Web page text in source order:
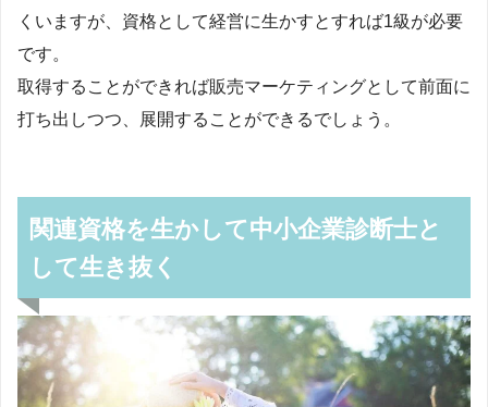
くいますが、資格として経営に生かすとすれば1級が必要
です。
取得することができれば販売マーケティングとして前面に
打ち出しつつ、展開することができるでしょう。
関連資格を生かして中小企業診断士と
して生き抜く